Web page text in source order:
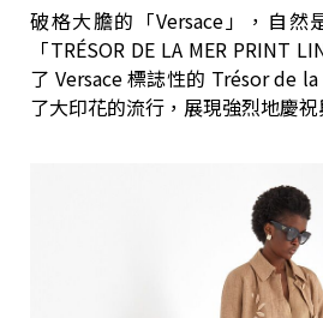
破格大膽的「Versace」，自然
「TRÉSOR DE LA MER PRINT
了 Versace 標誌性的 Trésor de
了大印花的流行，展現強烈地慶